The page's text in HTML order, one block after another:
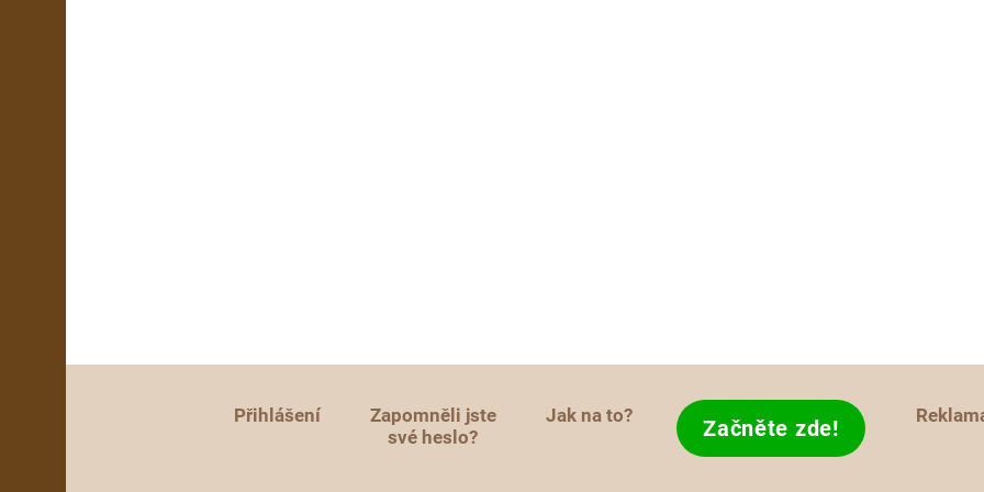
Přihlášení
Zapomněli jste
své heslo?
Jak na to? Začněte zde!